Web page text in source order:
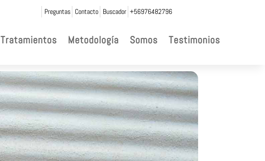
Preguntas Contacto Buscador +56976482796
Tratamientos Metodología Somos Testimonios